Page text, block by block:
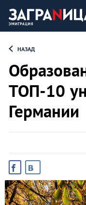
НАЗАД
ТОП-10
Германии